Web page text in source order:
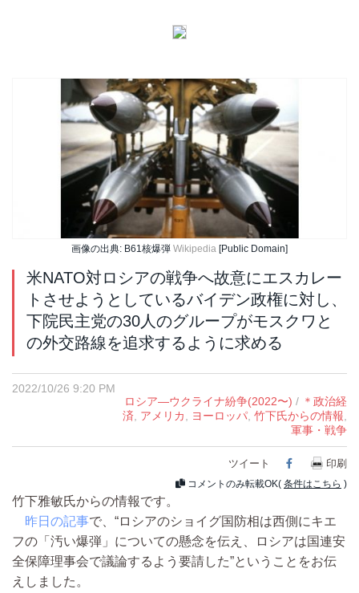
画像の出典: B61核爆弾 Wikipedia [Public Domain]
米NATO対ロシアの戦争へ故意にエスカレー
トさせようとしているバイデン政権に対し、
下院民主党の30人のグループがモスクワと
の外交路線を追求するように求める
2022/10/26 9:20 PM
ロシア―ウクライナ紛争(2022〜) / ＊政治経
済
アメリカ ヨーロッパ 竹下氏からの情報
軍事・戦争
ツイート Facebook
印刷
コメントのみ転載OK( 条件はこちら )
竹下雅敏氏からの情報です。
昨日の記事で、“ロシアのショイグ国防相は西側にキエ
フの「汚い爆弾」についての懸念を伝え、ロシアは国連安
全保障理事会で議論するよう要請した”ということをお伝
えしました。